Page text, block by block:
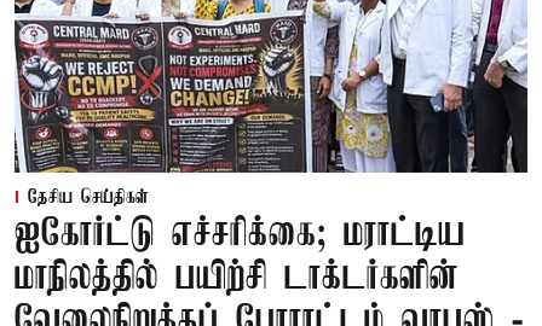
தேசிய செய்திகள்
ஐகோர்ட்டு எச்சரிக்கை; மராட்டிய
மாநிலத்தில் பயிற்சி டாக்டர்களின்